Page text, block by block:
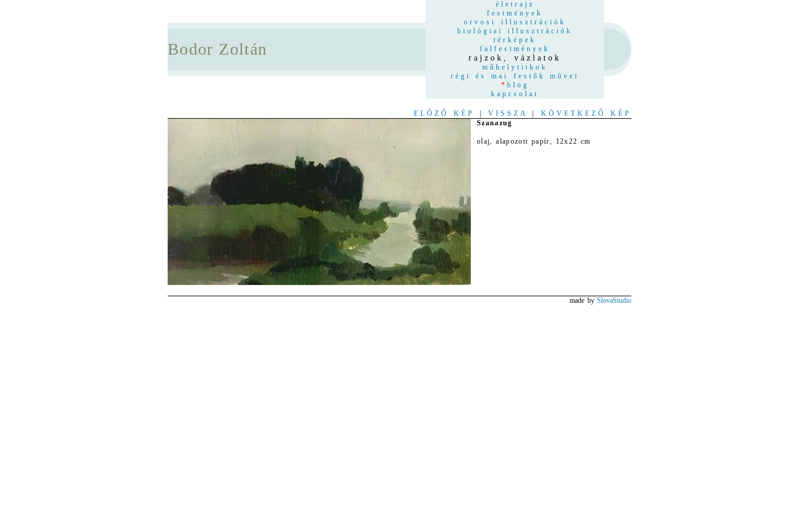
Bodor Zoltán
életrajz
festmények
orvosi illusztrációk
biológiai illusztrációk
térképek
falfestmények
rajzok, vázlatok
műhelytitkok
régi és mai festők művei
* blog
kapcsolat
ELŐZŐ KÉP VISSZA
KÖVETKEZŐ KÉP
Szanazug
olaj, alapozott papír, 12x22 cm
made by SlovaStudio